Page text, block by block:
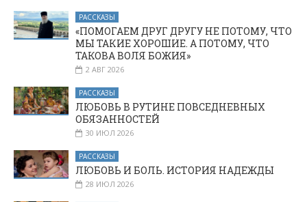
РАССКАЗЫ
«ПОМОГАЕМ ДРУГ ДРУГУ НЕ ПОТОМУ, ЧТО
МЫ ТАКИЕ ХОРОШИЕ. А ПОТОМУ, ЧТО
ТАКОВА ВОЛЯ БОЖИЯ»
2 АВГ 2026
РАССКАЗЫ
ЛЮБОВЬ В РУТИНЕ ПОВСЕДНЕВНЫХ
ОБЯЗАННОСТЕЙ
30 ИЮЛ 2026
РАССКАЗЫ
ЛЮБОВЬ И БОЛЬ. ИСТОРИЯ НАДЕЖДЫ
28 ИЮЛ 2026